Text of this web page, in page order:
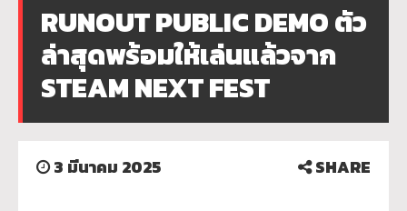
RUNOUT PUBLIC DEMO ตัว
ล่าสุดพร้อมให้เล่นแล้วจาก
STEAM NEXT FEST
3 มีนาคม 2025 SHARE